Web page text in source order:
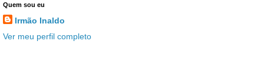
Quem sou eu
Irmão Inaldo
Ver meu perfil completo